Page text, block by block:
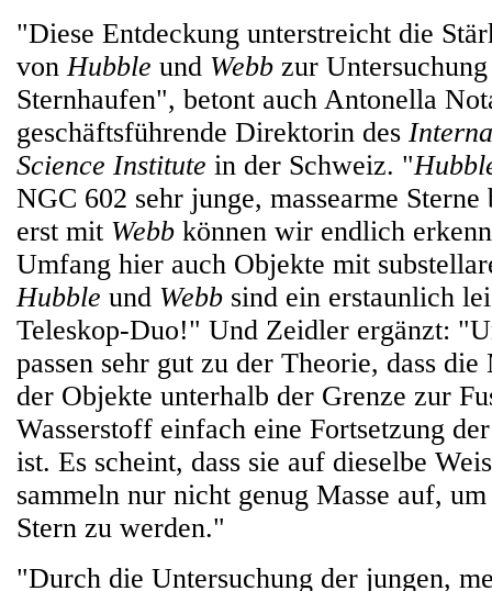
"Diese Entdeckung unterstreicht die
vonHubble und Webb zur
Sternhaufen", betont auch Antonella
geschäftsführende Direktorin des
Science Institute in der Schweiz. "
NGC 602 sehr junge, massearme Sterne
erst mit Webb können wir endlich
Umfang hier auch Objekte mit
Hubble und Webb sind ein erstaunlich
Teleskop-Duo!" Und Zeidler ergänzt:
passen sehr gut zu der Theorie, dass
der Objekte unterhalb der Grenze zur
Wasserstoff einfach eine Fortsetzung
ist. Es scheint, dass sie auf dieselbe
sammeln nur nicht genug Masse auf,
Stern zu werden."
"Durch die Untersuchung der jungen,